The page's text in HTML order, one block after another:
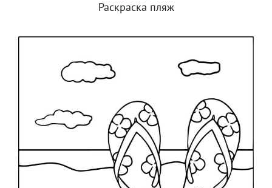
Раскраска пляж